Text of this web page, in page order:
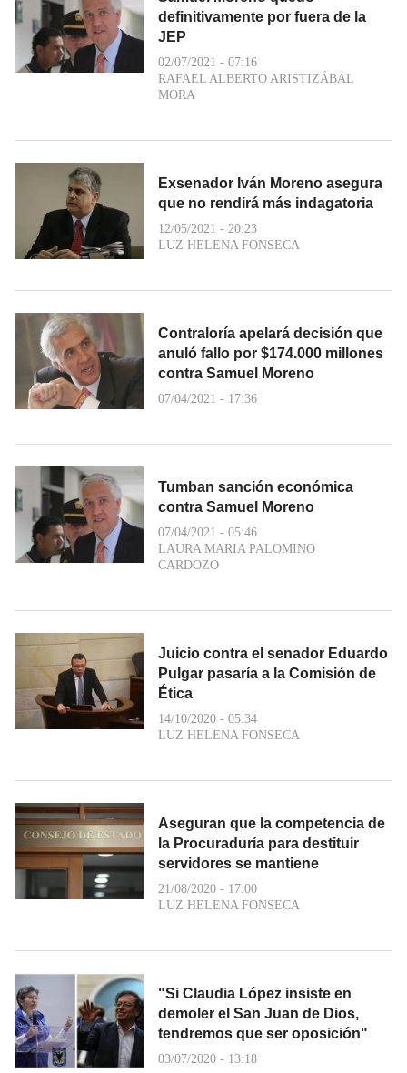
definitivamente por fuera de la
JEP
02/07/2021 - 07:16
RAFAEL ALBERTO ARISTIZÁBAL
MORA
Exsenador Iván Moreno asegura
que no rendirá más indagatoria
12/05/2021 - 20:23
LUZ HELENA FONSECA
Contraloría apelará decisión que
anuló fallo por $174.000 millones
contra Samuel Moreno
07/04/2021 - 17:36
Tumban sanción económica
contra Samuel Moreno
07/04/2021 - 05:46
LAURA MARIA PALOMINO
CARDOZO
Juicio contra el senador Eduardo
Pulgar pasaría a la Comisión de
Ética
14/10/2020 - 05:34
LUZ HELENA FONSECA
Aseguran que la competencia de
la Procuraduría para destituir
servidores se mantiene
21/08/2020 - 17:00
LUZ HELENA FONSECA
"Si Claudia López insiste en
demoler el San Juan de Dios,
tendremos que ser oposición"
03/07/2020 - 13:18